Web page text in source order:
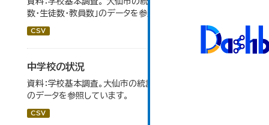
数・生徒数・教員数」のデータを参照しています。
CSV
中学校の状況
資料：学校基本調査。大仙市の統計「14-5 中学校の状況」
のデータを参照しています。
CSV